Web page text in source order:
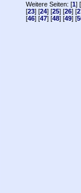
Weitere Seiten: [1] [
[23] [24] [25] [26] [
[46] [47] [48] [49] [